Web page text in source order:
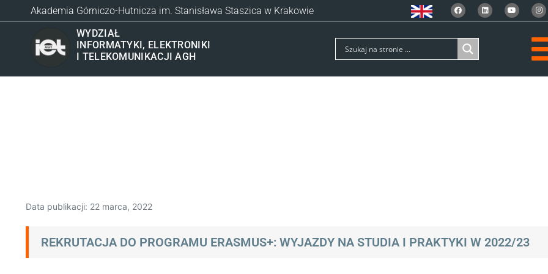
Akademia Górniczo-Hutnicza im. Stanisława Staszica w Krakowie
WYDZIAŁ
INFORMATYKI, ELEKTRONIKI
I TELEKOMUNIKACJI AGH
Data publikacji: 22 marca, 2022
REKRUTACJA DO PROGRAMU ERASMUS+: WYJAZDY NA STUDIA I PRAKTYKI W 2022/23